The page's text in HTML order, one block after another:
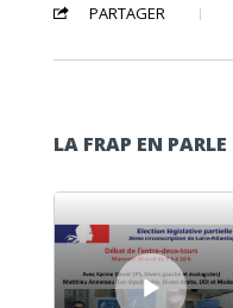
PARTAGER
LA FRAP EN PARLE
Lecteur audio